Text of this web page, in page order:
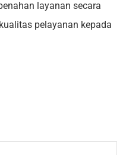
layanan secara
pelayanan kepada